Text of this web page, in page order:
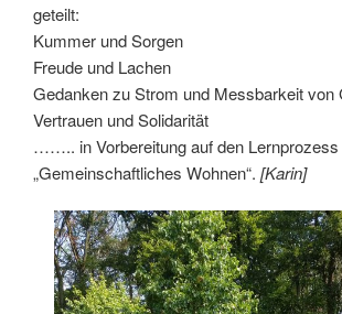
geteilt:
Kummer und Sorgen
Freude und Lachen
Gedanken zu Strom und Messbarkeit von
Vertrauen und Solidarität
…….. in Vorbereitung auf den Lernprozess
„Gemeinschaftliches Wohnen“. [Karin]